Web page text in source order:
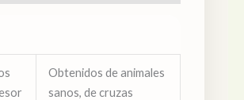
Obtenidos de animales
sanos, de cruzas